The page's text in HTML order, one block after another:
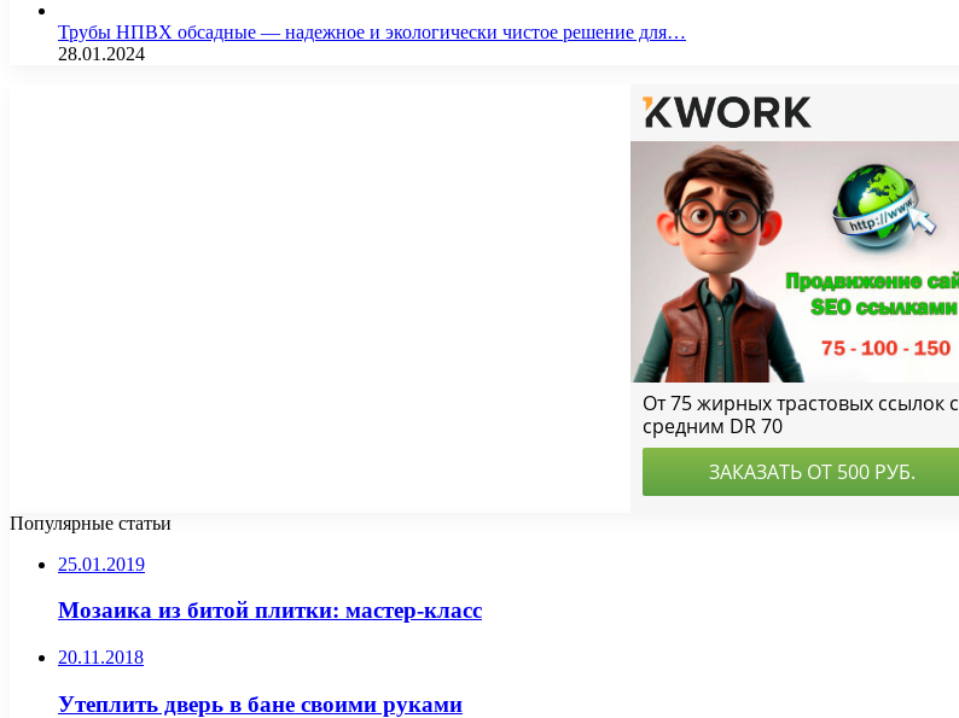
Трубы НПВХ обсадные — надежное и экологически чистое решение для…
28.01.2024
Популярные статьи
25.01.2019
Мозаика из битой плитки: мастер-класс
20.11.2018
Утеплить дверь в бане своими руками